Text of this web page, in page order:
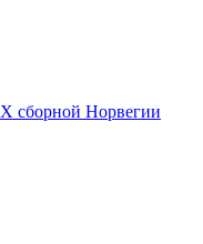
сборной Норвегии